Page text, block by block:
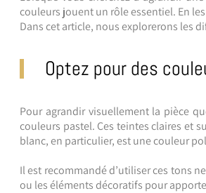
couleurs jouent un rôle essentiel. En
Dans cet article, nous explorerons les
Optez pour des
Pour agrandir visuellement la pièce
couleurs pastel. Ces teintes claires et
blanc, en particulier, est une couleur
Il est recommandé d’utiliser ces tons
ou les éléments décoratifs pour